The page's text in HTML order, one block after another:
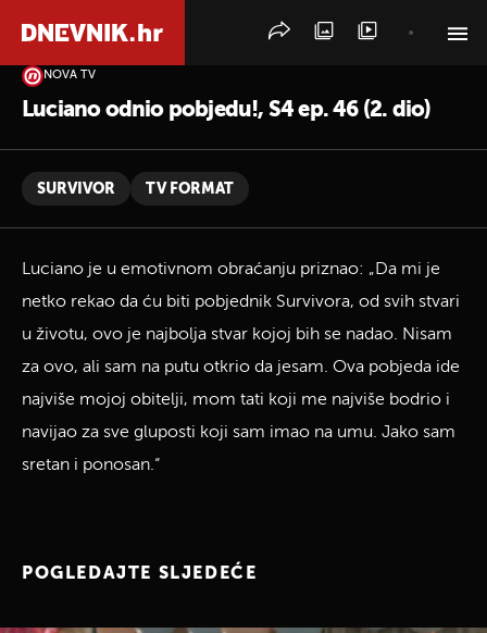
NOVA TV
Luciano odnio pobjedu!, S4 ep. 46 (2. dio)
SURVIVOR TV FORMAT
Luciano je u emotivnom obraćanju priznao: „Da mi je
netko rekao da ću biti pobjednik Survivora, od svih stvari
u životu, ovo je najbolja stvar kojoj bih se nadao. Nisam
za ovo, ali sam na putu otkrio da jesam. Ova pobjeda ide
najviše mojoj obitelji, mom tati koji me najviše bodrio i
navijao za sve gluposti koji sam imao na umu. Jako sam
sretan i ponosan.“
POGLEDAJTE SLJEDEĆE
PRETRAŽITE VIJESTI